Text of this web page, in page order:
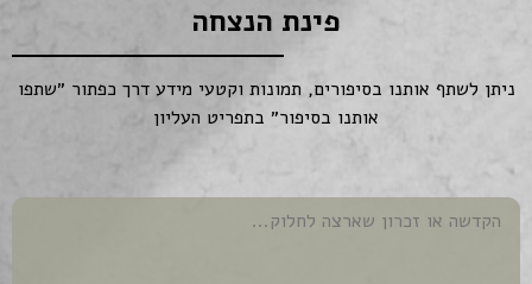
פינת הנצחה
ניתן לשתף אותנו בסיפורים, תמונות וקטעי מידע דרך כפתור ״שתפו
אותנו בסיפור״ בתפריט העליון